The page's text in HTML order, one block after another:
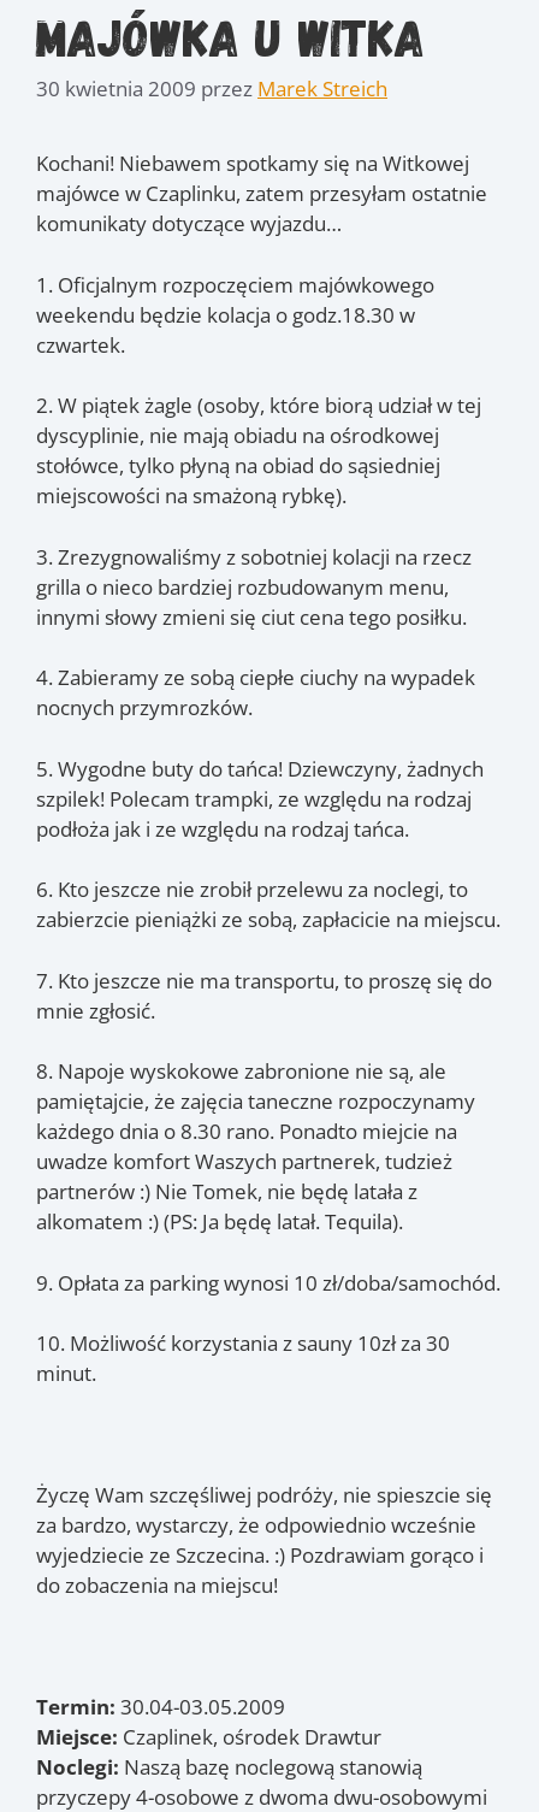
Majówka u Witka
30 kwietnia 2009 przez Marek Streich
Kochani! Niebawem spotkamy się na Witkowej
majówce w Czaplinku, zatem przesyłam ostatnie
komunikaty dotyczące wyjazdu…
1. Oficjalnym rozpoczęciem majówkowego
weekendu będzie kolacja o godz.18.30 w
czwartek.
2. W piątek żagle (osoby, które biorą udział w tej
dyscyplinie, nie mają obiadu na ośrodkowej
stołówce, tylko płyną na obiad do sąsiedniej
miejscowości na smażoną rybkę).
3. Zrezygnowaliśmy z sobotniej kolacji na rzecz
grilla o nieco bardziej rozbudowanym menu,
innymi słowy zmieni się ciut cena tego posiłku.
4. Zabieramy ze sobą ciepłe ciuchy na wypadek
nocnych przymrozków.
5. Wygodne buty do tańca! Dziewczyny, żadnych
szpilek! Polecam trampki, ze względu na rodzaj
podłoża jak i ze względu na rodzaj tańca.
6. Kto jeszcze nie zrobił przelewu za noclegi, to
zabierzcie pieniążki ze sobą, zapłacicie na miejscu.
7. Kto jeszcze nie ma transportu, to proszę się do
mnie zgłosić.
8. Napoje wyskokowe zabronione nie są, ale
pamiętajcie, że zajęcia taneczne rozpoczynamy
każdego dnia o 8.30 rano. Ponadto miejcie na
uwadze komfort Waszych partnerek, tudzież
partnerów :) Nie Tomek, nie będę latała z
alkomatem :) (PS: Ja będę latał. Tequila).
9. Opłata za parking wynosi 10 zł/doba/samochód.
10. Możliwość korzystania z sauny 10zł za 30
minut.
Życzę Wam szczęśliwej podróży, nie spieszcie się
za bardzo, wystarczy, że odpowiednio wcześnie
wyjedziecie ze Szczecina. :) Pozdrawiam gorąco i
do zobaczenia na miejscu!
Termin: 30.04-03.05.2009
Miejsce: Czaplinek, ośrodek Drawtur
Noclegi: Naszą bazę noclegową stanowią
przyczepy 4-osobowe z dwoma dwu-osobowymi